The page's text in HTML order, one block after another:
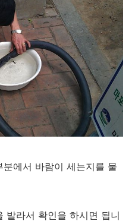
에서 바람이 세는지를 물
발라서 확인을 하시면 됩니